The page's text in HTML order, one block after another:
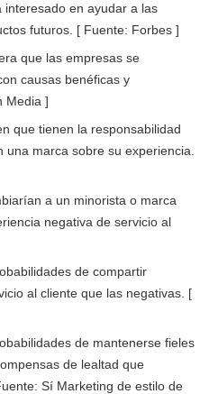
interesado en ayudar a las
futuros. [ Fuente: Forbes ]
que las empresas se
causas benéficas y
Media ]
que tienen la responsabilidad
marca sobre su experiencia.
a un minorista o marca
negativa de servicio al
de compartir
al cliente que las negativas. [
de mantenerse fieles
de lealtad que
Sí Marketing de estilo de